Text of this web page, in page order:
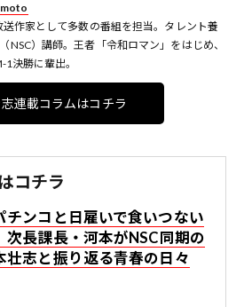
作家として多数の番組を担当。タレント養
NSC）講師。王者「令和ロマン」をはじめ、
決勝に輩出。
連載コラムはコチラ
コチラ
チンコと日雇いで食いつない
次長課長・河本がNSC同期の
壮志と振り返る青春の日々